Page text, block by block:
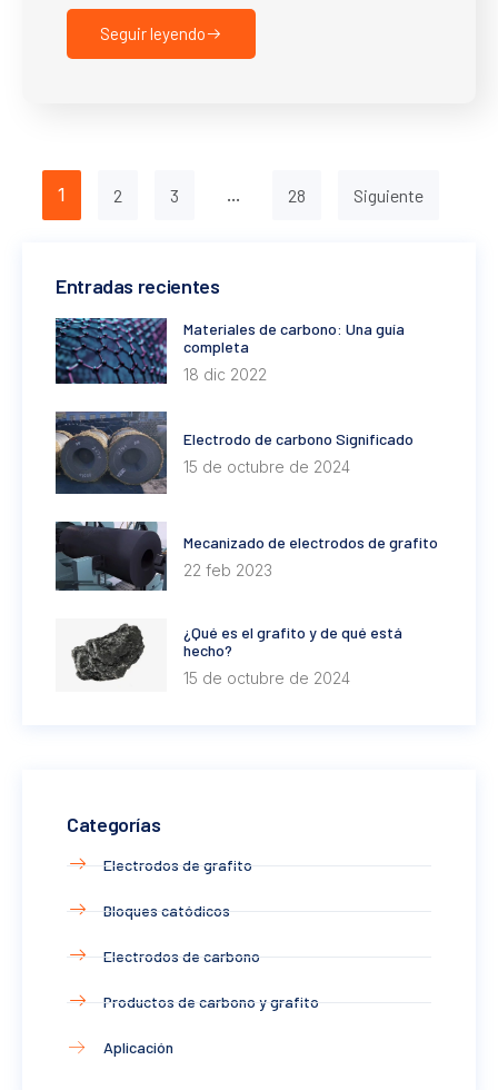
Seguir leyendo
1 2 3 ... 28 Siguiente
Entradas recientes
Materiales de carbono: Una guía
completa
18 dic 2022
Electrodo de carbono Significado
15 de octubre de 2024
Mecanizado de electrodos de grafito
22 feb 2023
¿Qué es el grafito y de qué está
hecho?
15 de octubre de 2024
Categorías
Electrodos de grafito
Bloques catódicos
Electrodos de carbono
Productos de carbono y grafito
Aplicación